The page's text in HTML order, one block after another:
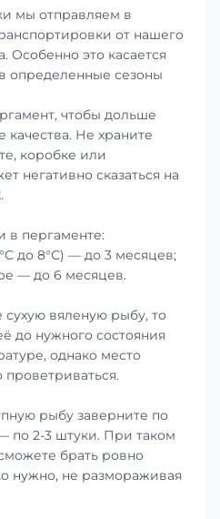
мы отправляем в
от нашего
Особенно это касается
определенные сезоны
чтобы дольше
качества. Не храните
коробке или
негативно сказаться на
в пергаменте:
до 8°С) — до 3 месяцев;
— до 6 месяцев.
вяленую рыбу, то
до нужного состояния
однако место
рыбу заверните по
по 2-3 штуки. При таком
брать ровно
нужно, не размораживая